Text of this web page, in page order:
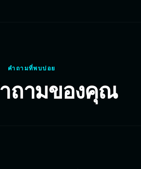
คำถามที่พบบ่อย
ถามของคุณ